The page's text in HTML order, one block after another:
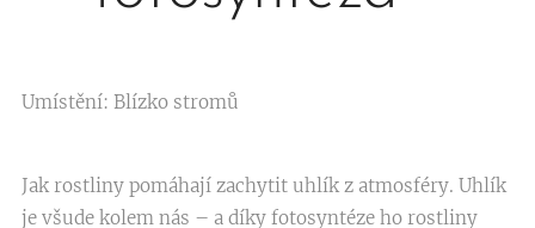
Umístění: Blízko stromů
Jak rostliny pomáhají zachytit uhlík z atmosféry. Uhlík
je všude kolem nás – a díky fotosyntéze ho rostliny